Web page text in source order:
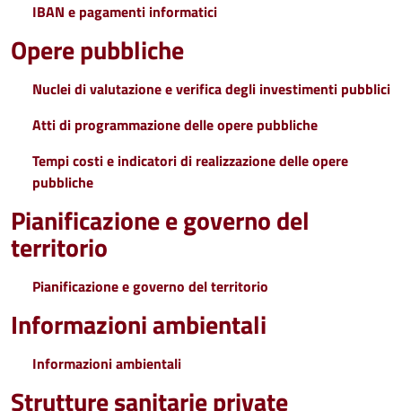
IBAN e pagamenti informatici
Opere pubbliche
Nuclei di valutazione e verifica degli investimenti pubblici
Atti di programmazione delle opere pubbliche
Tempi costi e indicatori di realizzazione delle opere
pubbliche
Pianificazione e governo del
territorio
Pianificazione e governo del territorio
Informazioni ambientali
Informazioni ambientali
Strutture sanitarie private